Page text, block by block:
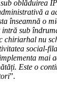
oblăduirea
a
înseamnă o
sub
chiriarhal nu
social-
mai
Este o
”.